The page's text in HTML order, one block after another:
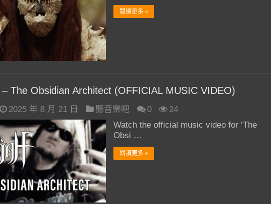
閱讀更多 »
– The Obsidian Architect (OFFICIAL MUSIC VIDEO)
2025 年 8 月 21 日 聽音樂吧 0
24
Watch the official music video for ‘The
Obsi …
閱讀更多 »